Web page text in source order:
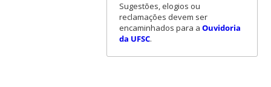
Sugestões, elogios ou
reclamações devem ser
encaminhados para a Ouvidoria
da UFSC.